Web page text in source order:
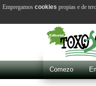
Comezo
Empregamos cookies propias e de